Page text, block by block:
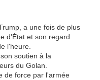
a une fois de plus
d'État et son regard
l'heure.
soutien à la
du Golan.
de force par l'armée